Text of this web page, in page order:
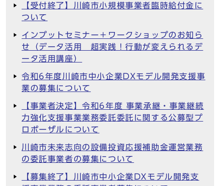
【受付終了】川崎市小規模事業者臨時給付金に
ついて
インプットセミナー＋ワークショップのお知ら
せ（データ活用 超実践！行動が変えられるデ
ータ活用講座）
令和6年度川崎市中小企業DXモデル開発支援事
業の募集について
【事業者決定】令和6年度 事業承継・事業継続
力強化支援事業業務委託委託に関する公募型プ
ロポーザルについて
川崎市未来志向の設備投資応援補助金運営業務
の委託事業者の募集について
【募集終了】川崎市中小企業DXモデル開発支